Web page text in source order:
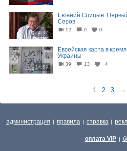
24:07
Евгений Спицын.
Серов
12 0 0
14:59
Еврейская карта в
Украины
39 13 −4
1 2 3 →
администрация | правила | справка |
оплата VIP |